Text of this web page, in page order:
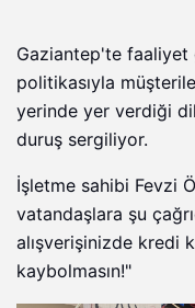
Gaziantep'te faaliyet
politikasıyla
yerinde yer verdiği
duruş sergiliyor.
İşletme sahibi Fevzi
vatandaşlara şu
alışverişinizde kredi
kaybolmasın!"